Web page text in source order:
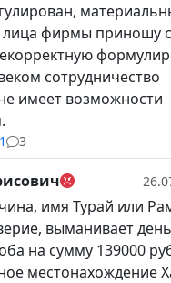
лица фирмы приношу
сотрудничество
имеет возможности
3
имя Турай или
выманивает
на сумму 139000
местонахождение